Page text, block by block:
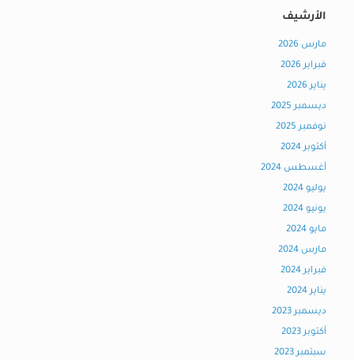
الأرشيف
مارس 2026
فبراير 2026
يناير 2026
ديسمبر 2025
نوفمبر 2025
أكتوبر 2024
أغسطس 2024
يوليو 2024
يونيو 2024
مايو 2024
مارس 2024
فبراير 2024
يناير 2024
ديسمبر 2023
أكتوبر 2023
سبتمبر 2023